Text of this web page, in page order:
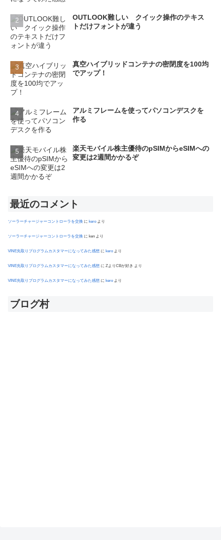
OUTLOOK難しい クイック操作のテキス
トだけフォントが違う
真空ハイブリッドコンテナの密閉度を100均
でアップ！
アルミフレームを使ってパソコンデスクを
作る
楽天モバイル株主優待のpSIMからeSIMへの
変更は2週間かかるぞ
最近のコメント
ソーラーチャージャーコントローラを交換 に kero より
ソーラーチャージャーコントローラを交換 に ken より
VINE先取りプログラムカスタマーになってみた感想 に kero より
VINE先取りプログラムカスタマーになってみた感想 に ZよりCBが好き より
VINE先取りプログラムカスタマーになってみた感想 に kero より
ブログ村